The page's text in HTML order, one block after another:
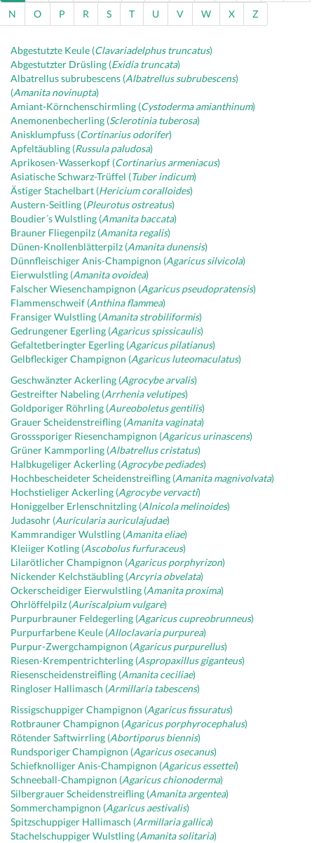
N
O P R S T U V W X Z
Abgestutzte Keule (Clavariadelphus truncatus)
Abgestutzter Drüsling (Exidia truncata)
Albatrellus subrubescens (Albatrellus subrubescens)
(Amanita novinupta)
Amiant-Körnchenschirmling (Cystoderma amianthinum)
Anemonenbecherling (Sclerotinia tuberosa)
Anisklumpfuss (Cortinarius odorifer)
Apfeltäubling (Russula paludosa)
Aprikosen-Wasserkopf (Cortinarius armeniacus)
Asiatische Schwarz-Trüffel (Tuber indicum)
Ästiger Stachelbart (Hericium coralloides)
Austern-Seitling (Pleurotus ostreatus)
Boudier´s Wulstling (Amanita baccata)
Brauner Fliegenpilz (Amanita regalis)
Dünen-Knollenblätterpilz (Amanita dunensis)
Dünnfleischiger Anis-Champignon (Agaricus silvicola)
Eierwulstling (Amanita ovoidea)
Falscher Wiesenchampignon (Agaricus pseudopratensis)
Flammenschweif (Anthina flammea)
Fransiger Wulstling (Amanita strobiliformis)
Gedrungener Egerling (Agaricus spissicaulis)
Gefaltetberingter Egerling (Agaricus pilatianus)
Gelbfleckiger Champignon (Agaricus luteomaculatus)
Geschwänzter Ackerling (Agrocybe arvalis)
Gestreifter Nabeling (Arrhenia velutipes)
Goldporiger Röhrling (Aureoboletus gentilis)
Grauer Scheidenstreifling (Amanita vaginata)
Grosssporiger Riesenchampignon (Agaricus urinascens)
Grüner Kammporling (Albatrellus cristatus)
Halbkugeliger Ackerling (Agrocybe pediades)
Hochbescheideter Scheidenstreifling (Amanita magnivolvata)
Hochstieliger Ackerling (Agrocybe vervacti)
Honiggelber Erlenschnitzling (Alnicola melinoides)
Judasohr (Auricularia auriculajudae)
Kammrandiger Wulstling (Amanita eliae)
Kleiiger Kotling (Ascobolus furfuraceus)
Lilarötlicher Champignon (Agaricus porphyrizon)
Nickender Kelchstäubling (Arcyria obvelata)
Ockerscheidiger Eierwulstling (Amanita proxima)
Ohrlöffelpilz (Auriscalpium vulgare)
Purpurbrauner Feldegerling (Agaricus cupreobrunneus)
Purpurfarbene Keule (Alloclavaria purpurea)
Purpur-Zwergchampignon (Agaricus purpurellus)
Riesen-Krempentrichterling (Aspropaxillus giganteus)
Riesenscheidenstreifling (Amanita ceciliae)
Ringloser Hallimasch (Armillaria tabescens)
Rissigschuppiger Champignon (Agaricus fissuratus)
Rotbrauner Champignon (Agaricus porphyrocephalus)
Rötender Saftwirrling (Abortiporus biennis)
Rundsporiger Champignon (Agaricus osecanus)
Schiefknolliger Anis-Champignon (Agaricus essettei)
Schneeball-Champignon (Agaricus chionoderma)
Silbergrauer Scheidenstreifling (Amanita argentea)
Sommerchampignon (Agaricus aestivalis)
Spitzschuppiger Hallimasch (Armillaria gallica)
Stachelschuppiger Wulstling (Amanita solitaria)